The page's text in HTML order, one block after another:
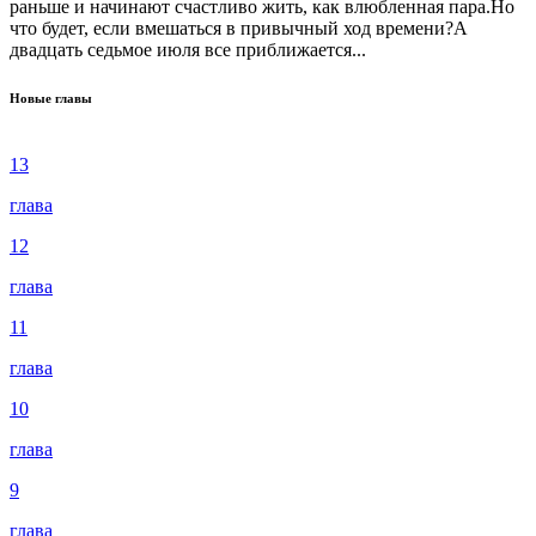
раньше и начинают счастливо жить, как влюбленная пара.Но
что будет, если вмешаться в привычный ход времени?А
двадцать седьмое июля все приближается...
Новые главы
13
глава
12
глава
11
глава
10
глава
9
глава